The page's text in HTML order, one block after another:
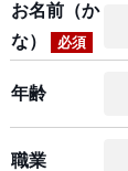
お名前（か
な）
必須
年齢
職業